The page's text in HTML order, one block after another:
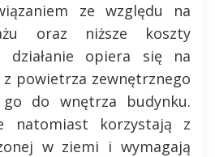
ze względu na
oraz niższe koszty
działanie opiera się na
z powietrza zewnętrznego
do wnętrza budynku.
natomiast korzystają z
w ziemi i wymagają